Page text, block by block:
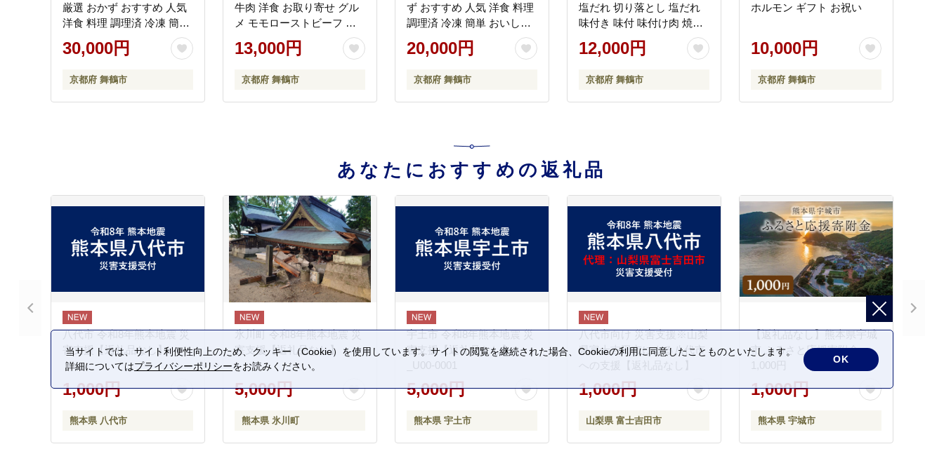
厳選 おかず おすすめ 人気
洋食 料理 調理済 冷凍 簡単
おいしい 熨斗 ギフト 御歳
暮 お歳暮 プレゼント 贈答
30,000円
京都府 舞鶴市
牛肉 洋食 お取り寄せ グル
メ モモローストビーフ 肉
系 おかず 精肉店 お肉屋 京
都 舞鶴 熨斗 贈答 ギフト 冷
13,000円
京都府 舞鶴市
ず おすすめ 人気 洋食 料理
調理済 冷凍 簡単 おいしい
熨斗 ギフト 御歳暮 お歳暮
プレゼント 贈答 お祝い お
20,000円
京都府 舞鶴市
塩だれ 切り落とし 塩だれ
味付き 味付 味付け肉 焼肉
冷凍 小分け 不揃い 肉 牛 牛
肉 ビーフ キャンプ アウト
ット 簡単調理 便利 焼くだ
け 京都 舞鶴 幸福亭
12,000円
京都府 舞鶴市
ホルモン ギフト お祝い
10,000円
京都府 舞鶴市
あなたにおすすめの返礼品
八代市 令和8年熊本地震 災
害支援【返礼品なし】
1,000円
熊本県 八代市
氷川町 令和8年熊本地震 災
害支援【返礼品なし】
5,000円
熊本県 氷川町
宇土市 令和8年熊本地震 災
害支援【返礼品なし】
_U00-0001
5,000円
熊本県 宇土市
八代市向け 災害支援※山梨
県富士吉田市による八代市
への支援【返礼品なし】
1,000円
山梨県 富士吉田市
【返礼品なし】熊本県宇城
市 ふるさと応援寄附金
1,000円
1,000円
熊本県 宇城市
当サイトでは、サイト利便性向上のため、クッキー（Cookie）を使用しています。サイトの閲覧を継続された場合、Cookieの利用に同意したことものといたします。
詳細についてはプライバシーポリシーをお読みください。
OK